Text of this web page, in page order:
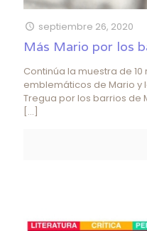
septiembre 26, 2020
Más Mario por los
Continúa la muestra de
emblemáticos de Mario y
Tregua por los barrios de
[…]